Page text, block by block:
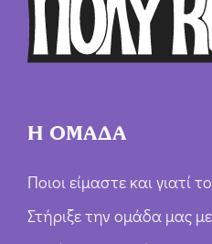
Η ΟΜΑΔΑ
Ποιοι είμαστε και γιατί
Στήριξε την ομάδα μας